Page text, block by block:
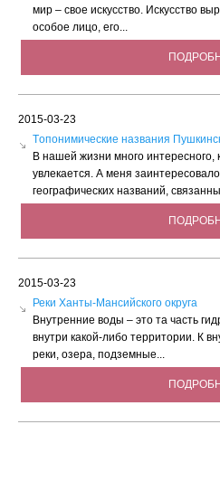
мир – свое искусство. Искусство
особое лицо, его...
2015-03-23
Tопонимические названия
В нашей жизни много интересного,
увлекается. А меня
географических названий,
2015-03-23
Реки Ханты-Мансийского округа
Внутренние воды – это та часть
внутри какой-либо территории. К
реки, озера, подземные...